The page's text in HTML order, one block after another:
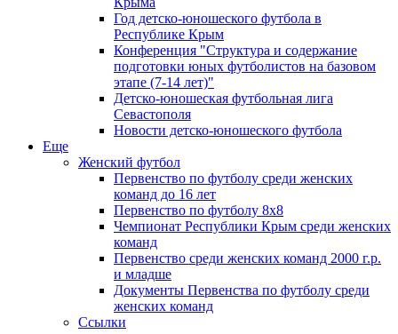
Год детско-юношеского футбола в
Республике Крым
Конференция "Структура и содержание
подготовки юных футболистов на базовом
этапе (7-14 лет)"
Детско-юношеская футбольная лига
Севастополя
Новости детско-юношеского футбола
Еще
Женский футбол
Первенство по футболу среди женских
команд до 16 лет
Первенство по футболу 8х8
Чемпионат Республики Крым среди женских
команд
Первенство среди женских команд 2000 г.р.
и младше
Документы Первенства по футболу среди
женских команд
Ссылки